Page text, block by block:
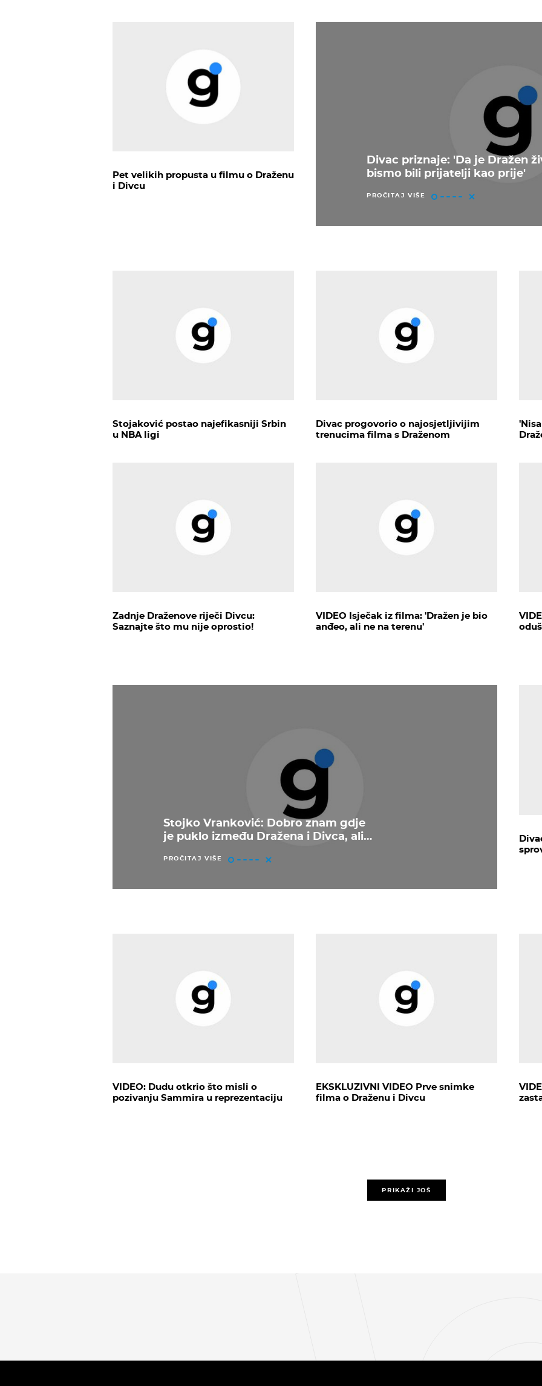
Pet velikih propusta u filmu o Draženu
i Divcu
Divac priznaje: 'Da je Dražen
bismo bili prijatelji kao prije'
PROČITAJ VIŠE
Stojaković postao najefikasniji Srbin
u NBA ligi
Divac progovorio o najosjetljivijim
trenucima filma s Draženom
Zadnje Draženove riječi Divcu:
Saznajte što mu nije oprostio!
VIDEO Isječak iz filma: 'Dražen je bio
anđeo, ali ne na terenu'
Stojko Vranković: Dobro znam gdje
je puklo između Dražena i Divca, ali…
PROČITAJ VIŠE
VIDEO: Dudu otkrio što misli o
pozivanju Sammira u reprezentaciju
EKSKLUZIVNI VIDEO Prve snimke
filma o Draženu i Divcu
PRIKAŽI JOŠ